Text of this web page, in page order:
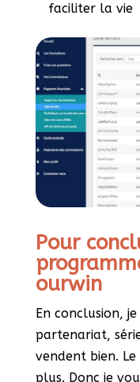
faciliter la vie
Pour
ourwin
En conclusion,
partenariat,
vendent bien.
plus. Donc je